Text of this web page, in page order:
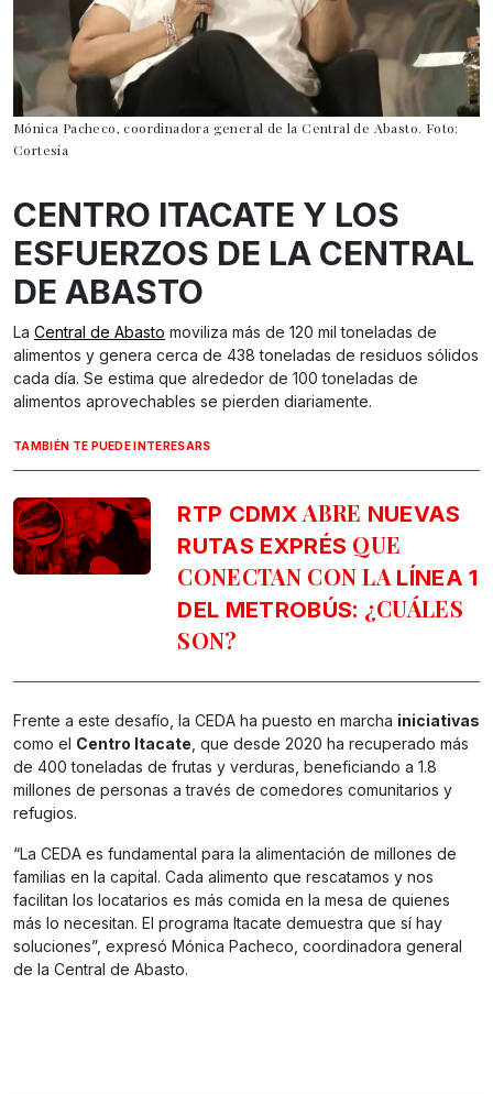
Mónica Pacheco, coordinadora general de la Central de Abasto. Foto:
Cortesía
CENTRO ITACATE Y LOS
ESFUERZOS DE LA CENTRAL
DE ABASTO
La Central de Abasto moviliza más de 120 mil toneladas de
alimentos y genera cerca de 438 toneladas de residuos sólidos
cada día. Se estima que alrededor de 100 toneladas de
alimentos aprovechables se pierden diariamente.
TAMBIÉN TE PUEDE INTERESARS
RTP CDMXABRE NUEVAS
RUTAS EXPRÉS QUE
CONECTAN CON LA LÍNEA 1
DEL METROBÚS: ¿CUÁLES
SON?
Frente a este desafío, la CEDA ha puesto en marcha iniciativas
como el Centro Itacate , que desde 2020 ha recuperado más
de 400 toneladas de frutas y verduras, beneficiando a 1.8
millones de personas a través de comedores comunitarios y
refugios.
“La CEDA es fundamental para la alimentación de millones de
familias en la capital. Cada alimento que rescatamos y nos
facilitan los locatarios es más comida en la mesa de quienes
más lo necesitan. El programa Itacate demuestra que sí hay
soluciones”, expresó Mónica Pacheco, coordinadora general
de la Central de Abasto.